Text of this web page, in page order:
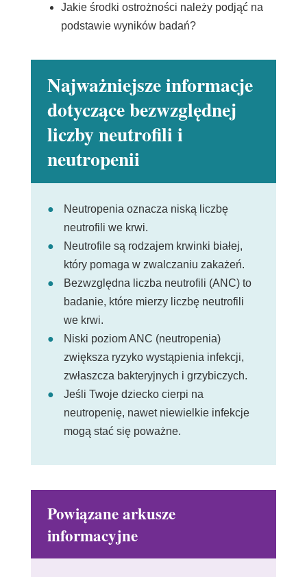
Jakie środki ostrożności należy podjąć na
podstawie wyników badań?
Najważniejsze informacje
dotyczące bezwzględnej
liczby neutrofili i
neutropenii
Neutropenia oznacza niską liczbę
neutrofili we krwi.
Neutrofile są rodzajem krwinki białej,
który pomaga w zwalczaniu zakażeń.
Bezwzględna liczba neutrofili (ANC) to
badanie, które mierzy liczbę neutrofili
we krwi.
Niski poziom ANC (neutropenia)
zwiększa ryzyko wystąpienia infekcji,
zwłaszcza bakteryjnych i grzybiczych.
Jeśli Twoje dziecko cierpi na
neutropenię, nawet niewielkie infekcje
mogą stać się poważne.
Powiązane arkusze
informacyjne